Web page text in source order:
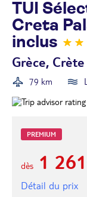
TUI
Creta
inclus
Grèce, Crète
79 km
PREMIUM
dès 1
Détail du prix